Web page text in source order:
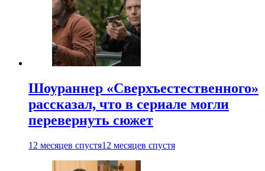
Шоураннер «Сверхъестественного»
рассказал, что в сериале могли
перевернуть сюжет
12 месяцев спустя12 месяцев спустя